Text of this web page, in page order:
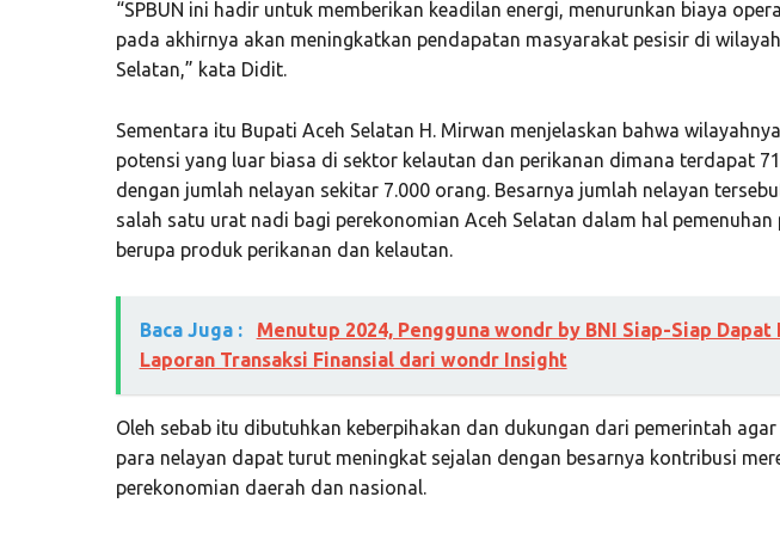
“SPBUN ini hadir untuk memberikan keadilan energi, menurunkan biaya
pada akhirnya akan meningkatkan pendapatan masyarakat pesisir di
Selatan,” kata Didit.
Sementara itu Bupati Aceh Selatan H. Mirwan menjelaskan bahwa
potensi yang luar biasa di sektor kelautan dan perikanan dimana terdapat
dengan jumlah nelayan sekitar 7.000 orang. Besarnya jumlah nelayan
salah satu urat nadi bagi perekonomian Aceh Selatan dalam hal pemenuhan
berupa produk perikanan dan kelautan.
Baca Juga :
Menutup 2024, Pengguna wondr by BNI Siap-Siap Dapat
Laporan Transaksi Finansial dari wondr Insight
Oleh sebab itu dibutuhkan keberpihakan dan dukungan dari pemerintah
para nelayan dapat turut meningkat sejalan dengan besarnya kontribusi
perekonomian daerah dan nasional.